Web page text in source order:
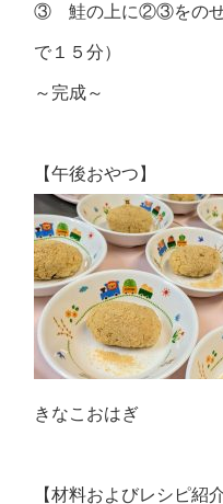
③ 鮭の上に②③をのせ
で１５分）
～完成～
【午後おやつ】
きなこおはぎ
【材料およびレシピ紹